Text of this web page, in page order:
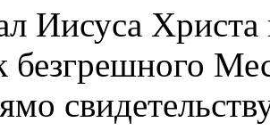
Иисуса
безгрешного